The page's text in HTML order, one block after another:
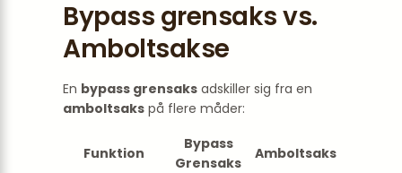
Bypass grensaks vs.
Amboltsakse
En bypass grensaks adskiller sig fra en
amboltsaks på flere måder:
Funktion
Bypass
Grensaks
Amboltsaks